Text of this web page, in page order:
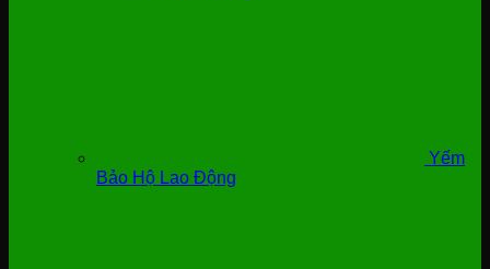
Yếm
Bảo Hộ Lao Động